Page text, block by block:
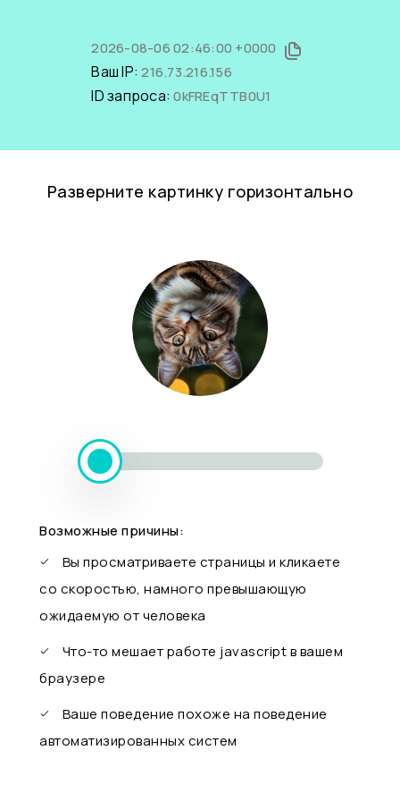
2026-08-06 02:46:00 +0000
Ваш IP:216.73.216.156
ID запроса:0kFREqTTB0U1
Разверните картинку горизонтально
Возможные причины:
Вы просматриваете страницы и кликаете
со скоростью, намного превышающую
ожидаемую от человека
Что-то мешает работе javascript в вашем
браузере
Ваше поведение похоже на поведение
автоматизированных систем